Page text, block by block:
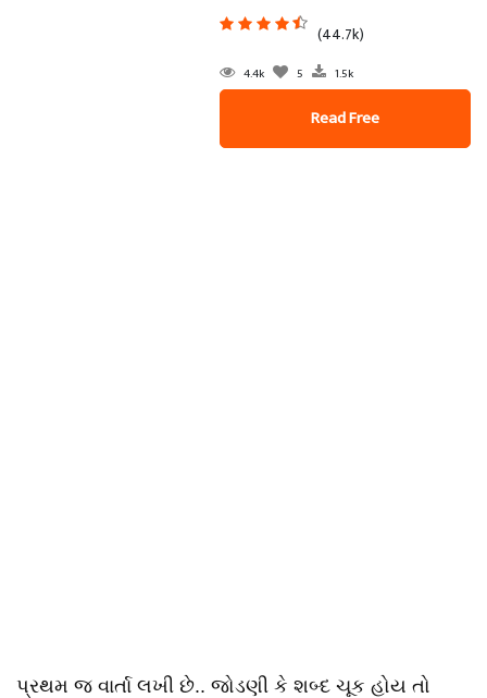
(44.7k)
4.4k 5 1.5k
Read Free
પ્રથમ જ વાર્તા લખી છે.. જોડણી કે શબ્દ ચૂક હોય તો